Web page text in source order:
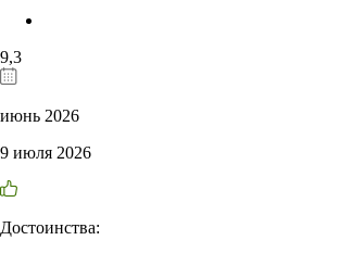
9,3
июнь 2026
9 июля 2026
Достоинства: